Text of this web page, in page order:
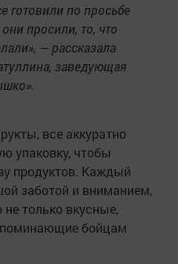
готовили по просьбе
просили, то, что
— рассказала
заведующая
все аккуратно
упаковку, чтобы
продуктов. Каждый
заботой и вниманием,
только вкусные,
бойцам